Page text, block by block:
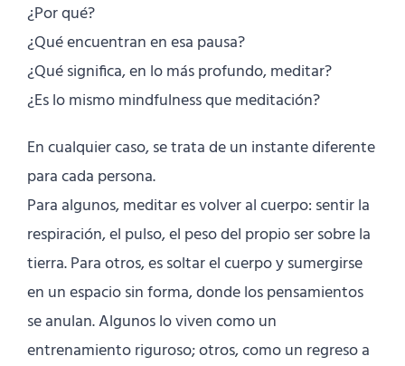
¿Por qué?
¿Qué encuentran en esa pausa?
¿Qué significa, en lo más profundo, meditar?
¿Es lo mismo mindfulness que meditación?
En cualquier caso, se trata de un instante diferente
para cada persona.
Para algunos, meditar es volver al cuerpo: sentir la
respiración, el pulso, el peso del propio ser sobre la
tierra. Para otros, es soltar el cuerpo y sumergirse
en un espacio sin forma, donde los pensamientos
se anulan. Algunos lo viven como un
entrenamiento riguroso; otros, como un regreso a